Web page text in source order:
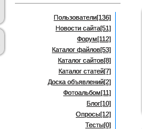
Пользователи[136]
Новости сайта[51]
Форум[112]
Каталог файлов[53]
Каталог сайтов[8]
Каталог статей[7]
Доска объявлений[2]
Фотоальбом[11]
Блог[10]
Опросы[12]
Тесты[0]